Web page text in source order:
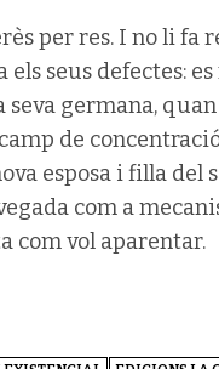
per res. I no li fa
seus defectes:
germana,
de
esposa i filla del
com a
com vol aparentar.